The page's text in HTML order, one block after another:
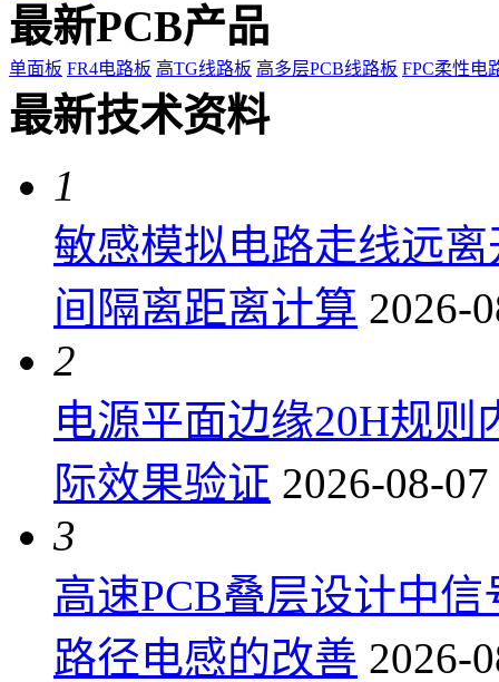
最新PCB产品
单面板 FR4电路板 高TG线路板 高多层PCB线路板 FPC柔性电
最新技术资料
1
敏感模拟电路走线远
间隔离距离计算 2026-
2
电源平面边缘20H规
际效果验证 2026-08-
3
高速PCB叠层设计中
路径电感的改善 2026-